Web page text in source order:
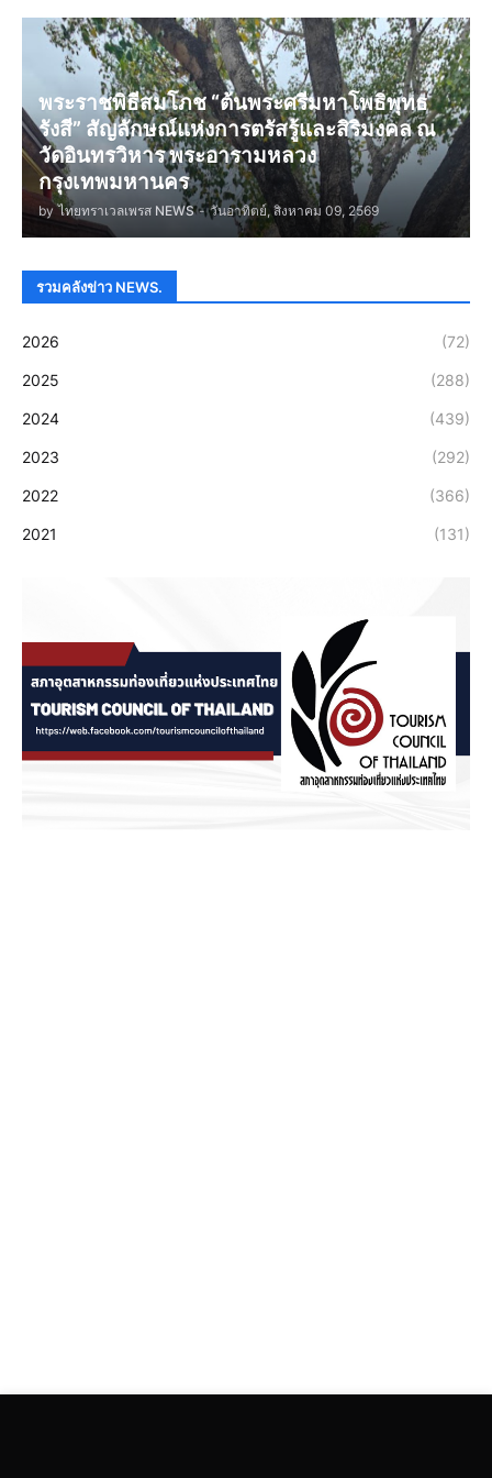
พระราชพิธีสมโภช “ต้นพระศรีมหาโพธิพุทธ
รังสี” สัญลักษณ์แห่งการตรัสรู้และสิริมงคล ณ
วัดอินทรวิหาร พระอารามหลวง
กรุงเทพมหานคร
by ไทยทราเวลเพรส NEWS - วันอาทิตย์, สิงหาคม 09, 2569
รวมคลังข่าว NEWS.
2026 (72)
2025 (288)
2024 (439)
2023 (292)
2022 (366)
2021 (131)